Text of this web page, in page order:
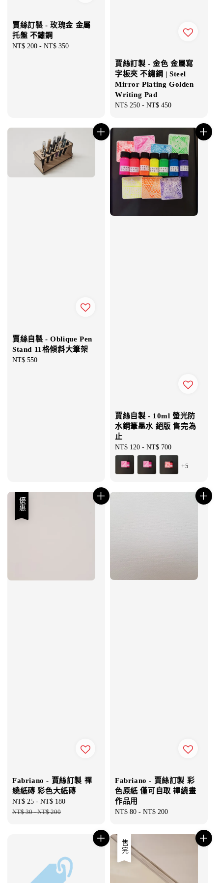
賈絲訂製 - 玫瑰金 金屬
托盤 不鏽鋼
Regular
NT$ 200 - NT$ 350
賈絲訂製 - 金色 金屬寫
字板夾 不鏽鋼 | Steel
Mirror Plating Golden
Writing Pad
Regular
NT$ 250 - NT$ 450
賈絲自製 - Oblique Pen
Stand 11格傾斜大筆架
Regular
NT$ 550
賈絲自製 - 10ml 螢光防
水鋼筆墨水 絕版 售完為
止
Regular
price
NT$ 120 - NT$ 700
+5
優惠
Fabriano - 賈絲訂製 禪
繞紙磚 彩色大紙磚
Sale
price
NT$ 25 - NT$ 180
NT$ 30-NT$ 200
Fabriano - 賈絲訂製 彩
色原紙 僅可自取 禪繞畫
作品用
Regular
NT$ 80 - NT$ 200
售完